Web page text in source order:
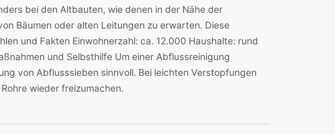
bei den Altbauten, wie denen in der Nähe der
Bäumen oder alten Leitungen zu erwarten. Diese
und Fakten Einwohnerzahl: ca. 12.000 Haushalte: rund
und Selbsthilfe Um einer Abflussreinigung
von Abflusssieben sinnvoll. Bei leichten Verstopfungen
wieder freizumachen.